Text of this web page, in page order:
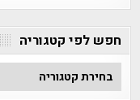
חפש לפי קטגוריה
חפש
לפי